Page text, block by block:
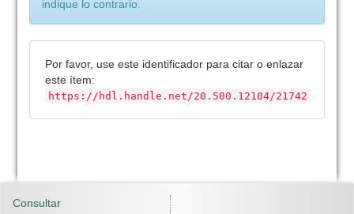
indique lo contrario.
Por favor, use este identificador para citar o enlazar
este ítem:
https://hdl.handle.net/20.500.12104/21742
Consultar